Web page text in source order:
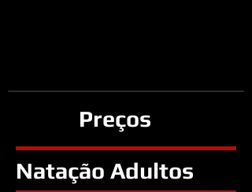
Preços
Natação Adultos